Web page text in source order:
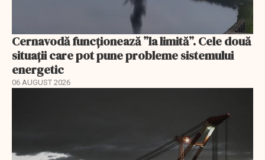
Cernavodă funcționează ”la limită”. Cele două
situații care pot pune probleme sistemului
energetic
06 AUGUST 2026